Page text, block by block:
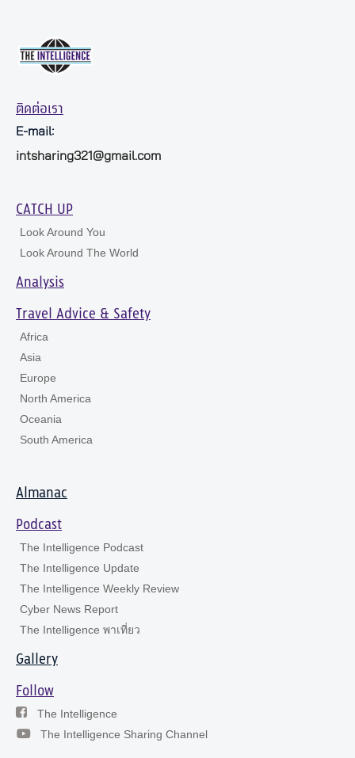
ติดต่อเรา
E-mail:
intsharing321@gmail.com
CATCH UP
Look Around You
Look Around The World
Analysis
Travel Advice & Safety
Africa
Asia
Europe
North America
Oceania
South America
Almanac
Podcast
The Intelligence Podcast
The Intelligence Update
The Intelligence Weekly Review
Cyber News Report
The Intelligence พาเที่ยว
Gallery
Follow
The Intelligence
The Intelligence Sharing Channel